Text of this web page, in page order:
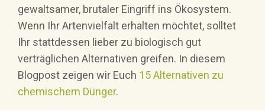
gewaltsamer, brutaler Eingriff ins Ökosystem.
Wenn Ihr Artenvielfalt erhalten möchtet, solltet
Ihr stattdessen lieber zu biologisch gut
verträglichen Alternativen greifen. In diesem
Blogpost zeigen wir Euch 15 Alternativen zu
chemischem Dünger.